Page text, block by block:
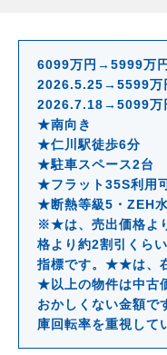
6099万円→5999万
2026.5.25→5599万
2026.7.18→5099万
★南向き
★仁川駅徒歩6分
★駐車スペース2台
★フラット35S利用
★断熱等級5・ZEH
※★は、売出価格よ
格より約2割引くら
指標です。★★は、
★以上の物件は中古
おかしくない金額で
庫回転率を重視して